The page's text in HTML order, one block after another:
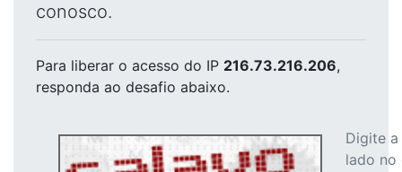
conosco.
Para liberar o acesso do IP 216.73.216.206,
responda ao desafio abaixo.
Digite
lado no